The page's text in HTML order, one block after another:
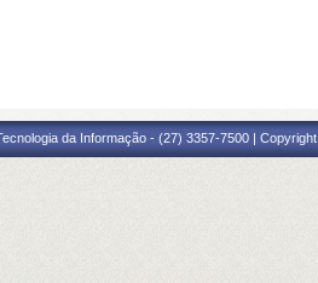
da Informação - (27) 3357-7500 |